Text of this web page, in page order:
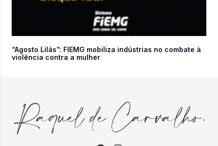
“Agosto Lilás”: FIEMG mobiliza indústrias no combate à
violência contra a mulher